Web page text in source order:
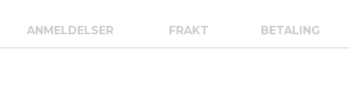
ANMELDELSER FRAKT BETALING